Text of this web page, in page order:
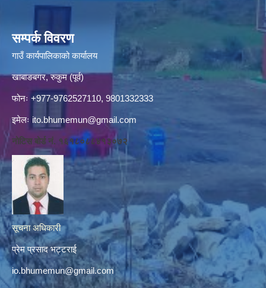
सम्पर्क विवरण
गाउँ कार्यपालिकाको कार्यालय
खाबाङबगर, रुकुम (पूर्व)
फोनः +977-9762527110, 9801332333
इमेलः ito.bhumemun@gmail.com
नोटिस बोर्ड नं. १६१८०८८४१३०७२
सूचना अधिकारी
प्रेम प्रसाद भट्टराई
io.bhumemun@gmail.com